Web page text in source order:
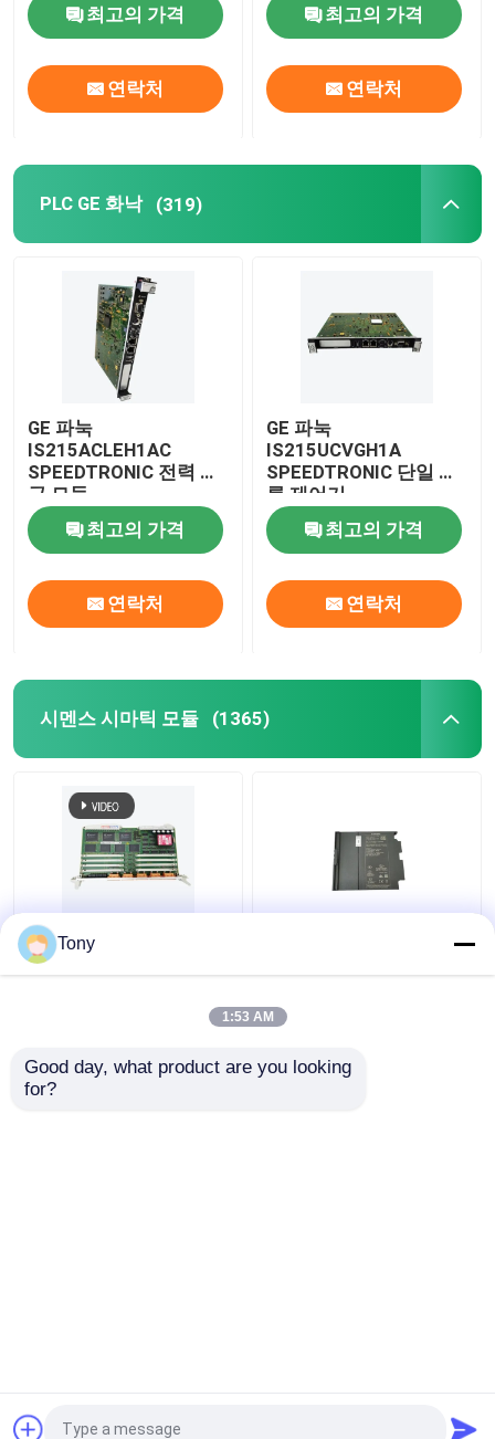
최고의 가격
연락처
최고의 가격
연락처
PLC GE 화낙 (319)
GE 파눅
IS215ACLEH1AC
SPEEDTRONIC 전력 공
급 모듈
최고의 가격
연락처
GE 파눅
IS215UCVGH1A
SPEEDTRONIC 단일 슬
롯 제어기
최고의 가격
연락처
시멘스 시마틱 모듈 (1365)
지멘스 6DD2920-
0XC03 PLC SIMATIC 통
장.Copyright © 2026 Wuhan Sean Automation
Tony
1:53 AM
Good day, what product are you looking
for?